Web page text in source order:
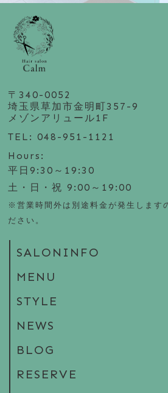
〒340-0052
埼玉県草加市金明町357-9
メゾンアリュール1F
TEL: 048-951-1121
Hours:
平日9:30～19:30
土・日・祝 9:00～19:00
※営業時間外は別途料金が発生します
ださい。
SALONINFO
MENU
STYLE
NEWS
BLOG
RESERVE